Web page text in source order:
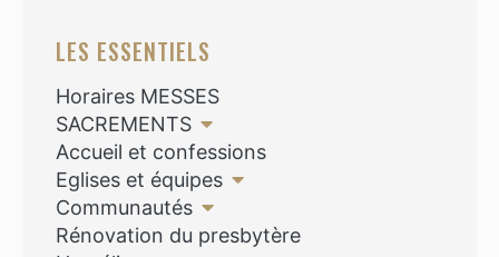
LES ESSENTIELS
Horaires MESSES
SACREMENTS
Accueil et confessions
Eglises et équipes
Communautés
Rénovation du presbytère